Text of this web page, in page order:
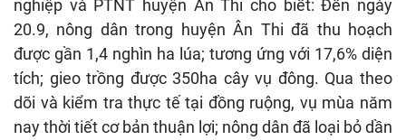
nghiệp và PTNT huyện Ân Thi cho biết: Đến ngày
20.9, nông dân trong huyện Ân Thi đã thu hoạch
được gần 1,4 nghìn ha lúa; tương ứng với 17,6% diện
tích; gieo trồng được 350ha cây vụ đông. Qua theo
dõi và kiểm tra thực tế tại đồng ruộng, vụ mùa năm
nay thời tiết cơ bản thuận lợi; nông dân đã loại bỏ dần